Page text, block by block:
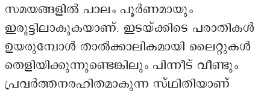
സമയങ്ങളിൽ പാലം പൂർണമായും
ഇരുട്ടിലാകുകയാണ്. ഇടയ്ക്കിടെ പരാതികൾ
ഉയരുമ്പോൾ താൽക്കാലികമായി ലൈറ്റുകൾ
തെളിയിക്കുന്നുണ്ടെങ്കിലും പിന്നീട് വീണ്ടും
പ്രവർത്തനരഹിതമാകുന്ന സ്ഥിതിയാണ്